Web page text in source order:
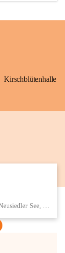
Kirschblütenhalle
Eisenstädter Straße 18, 7091 Breitenbrunn am Neusiedler See, AUT